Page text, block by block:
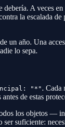
debería. A veces
la escalada
un año. Una
lo sepa.
"*" . Cada
de estas
los objetos —
suficiente: